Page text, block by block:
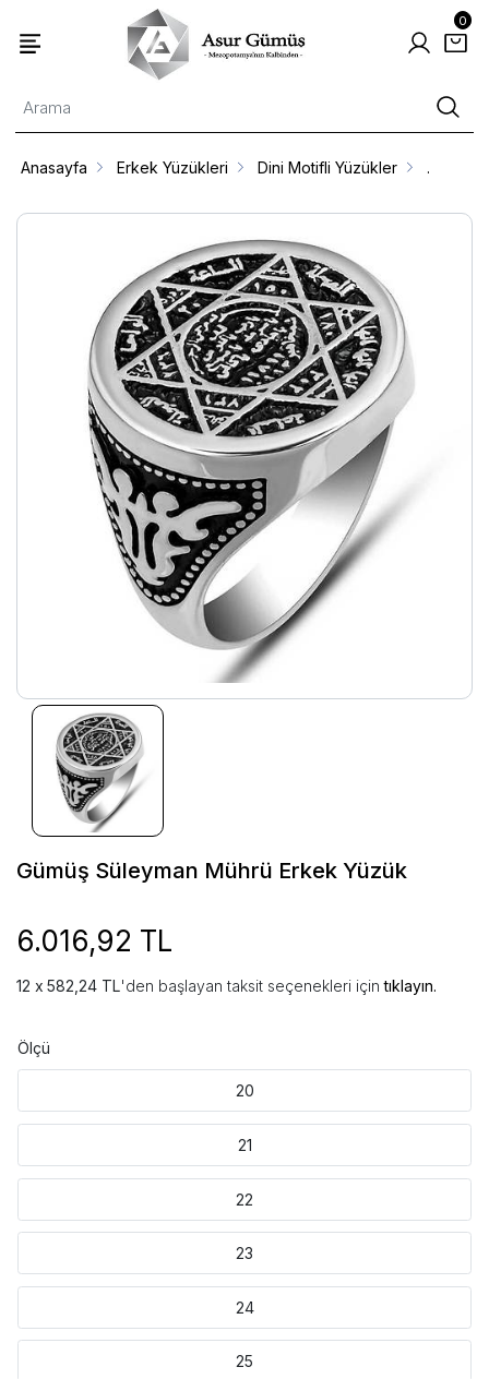
0
Anasayfa Erkek Yüzükleri Dini Motifli Yüzükler .
Gümüş Süleyman Mührü Erkek Yüzük
6.016,92 TL
582,24 TL'den başlayan taksit seçenekleri içintıklayın.
Ölçü
20
21
22
23
24
25